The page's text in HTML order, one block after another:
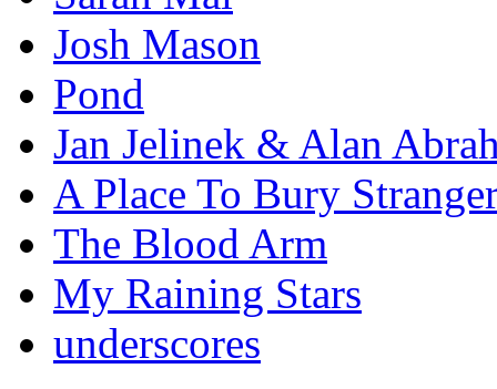
Josh Mason
Pond
Jan Jelinek & Alan
A Place To Bury
The Blood Arm
My Raining Stars
underscores